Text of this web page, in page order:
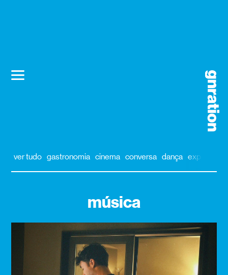
ver tudo gastronomia cinema conversa dança exposição
música